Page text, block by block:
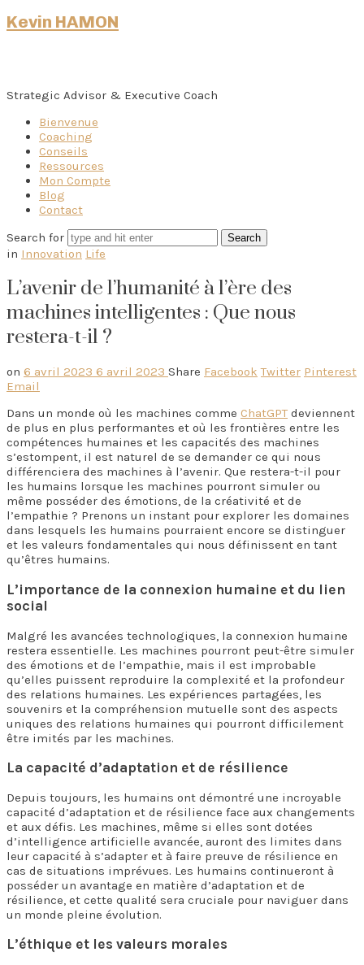
Kevin HAMON
Strategic Advisor & Executive Coach
Bienvenue
Coaching
Conseils
Ressources
Mon Compte
Blog
Contact
Search for
in Innovation Life
L’avenir de l’humanité à l’ère des
machines intelligentes : Que nous
restera-t-il ?
on 6 avril 2023 6 avril 2023 Share Facebook Twitter Pinterest
Email
Dans un monde où les machines comme ChatGPT deviennent
de plus en plus performantes et où les frontières entre les
compétences humaines et les capacités des machines
s’estompent, il est naturel de se demander ce qui nous
différenciera des machines à l’avenir. Que restera-t-il pour
les humains lorsque les machines pourront simuler ou
même posséder des émotions, de la créativité et de
l’empathie ? Prenons un instant pour explorer les domaines
dans lesquels les humains pourraient encore se distinguer
et les valeurs fondamentales qui nous définissent en tant
qu’êtres humains.
L’importance de la connexion humaine et du lien
social
Malgré les avancées technologiques, la connexion humaine
restera essentielle. Les machines pourront peut-être simuler
des émotions et de l’empathie, mais il est improbable
qu’elles puissent reproduire la complexité et la profondeur
des relations humaines. Les expériences partagées, les
souvenirs et la compréhension mutuelle sont des aspects
uniques des relations humaines qui pourront difficilement
être imités par les machines.
La capacité d’adaptation et de résilience
Depuis toujours, les humains ont démontré une incroyable
capacité d’adaptation et de résilience face aux changements
et aux défis. Les machines, même si elles sont dotées
d’intelligence artificielle avancée, auront des limites dans
leur capacité à s’adapter et à faire preuve de résilience en
cas de situations imprévues. Les humains continueront à
posséder un avantage en matière d’adaptation et de
résilience, et cette qualité sera cruciale pour naviguer dans
un monde pleine évolution.
L’éthique et les valeurs morales